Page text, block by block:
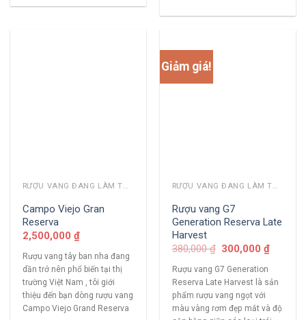
RƯỢU VANG ĐANG LÀM THỊ TRƯỜNG
Campo Viejo Gran
Reserva
2,500,000 ₫
Rượu vang tây ban nha đang
dần trở nên phổ biến tại thị
trường Việt Nam , tôi giới
thiệu đến bạn dòng rượu vang
Campo Viejo Grand Reserva
Giảm giá!
RƯỢU VANG ĐANG LÀM THỊ TRƯỜNG
Rượu vang G7
Generation Reserva Late
Harvest
380,000₫ 300,000₫
Rượu vang G7 Generation
Reserva Late Harvest là sản
phẩm rượu vang ngọt với
màu vàng rơm đẹp mắt và độ